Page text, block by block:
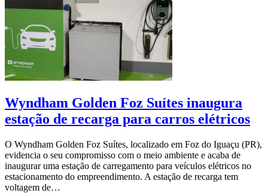
Wyndham Golden Foz Suítes inaugura
estação de recarga para carros elétricos
O Wyndham Golden Foz Suítes, localizado em Foz do Iguaçu (PR),
evidencia o seu compromisso com o meio ambiente e acaba de
inaugurar uma estação de carregamento para veículos elétricos no
estacionamento do empreendimento. A estação de recarga tem
voltagem de…